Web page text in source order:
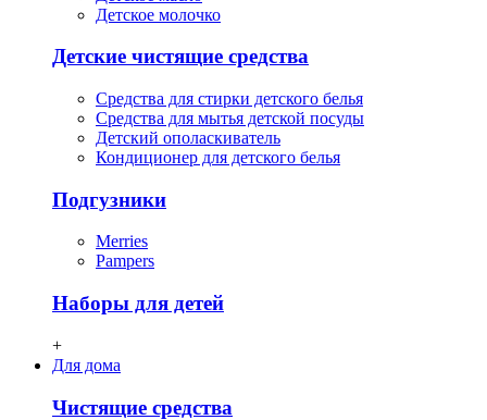
Детское молочко
Детские чистящие средства
Средства для стирки детского белья
Средства для мытья детской посуды
Детский ополаскиватель
Кондиционер для детского белья
Подгузники
Merries
Pampers
Наборы для детей
+
Для дома
Чистящие средства